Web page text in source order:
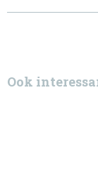
Ook